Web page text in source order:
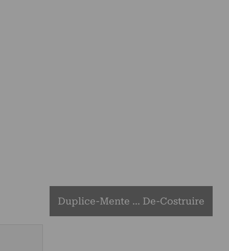
Duplice-Mente ... De-Costruire